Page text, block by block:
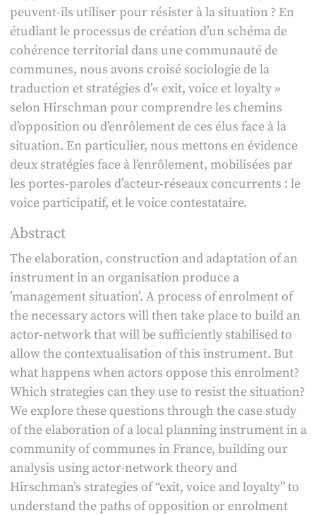
peuvent-ils utiliser pour résister à la situation ? En
étudiant le processus de création d’un schéma de
cohérence territorial dans une communauté de
communes, nous avons croisé sociologie de la
traduction et stratégies d’« exit, voice et loyalty »
selon Hirschman pour comprendre les chemins
d’opposition ou d’enrôlement de ces élus face à la
situation. En particulier, nous mettons en évidence
deux stratégies face à l’enrôlement, mobilisées par
les portes-paroles d’acteur-réseaux concurrents : le
voice participatif, et le voice contestataire.
Abstract
The elaboration, construction and adaptation of an
instrument in an organisation produce a
’management situation’. A process of enrolment of
the necessary actors will then take place to build an
actor-network that will be sufficiently stabilised to
allow the contextualisation of this instrument. But
what happens when actors oppose this enrolment?
Which strategies can they use to resist the situation?
We explore these questions through the case study
of the elaboration of a local planning instrument in a
community of communes in France, building our
analysis using actor-network theory and
Hirschman’s strategies of “exit, voice and loyalty” to
understand the paths of opposition or enrolment